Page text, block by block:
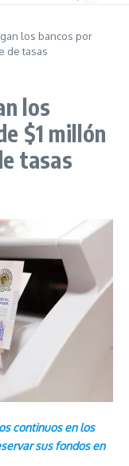
los bancos por
de tasas
los
$1 millón
tasas
continuos en los
sus fondos en